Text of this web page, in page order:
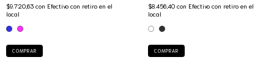
$9.720,63 con Efectivo con retiro en el
local
COMPRAR
$8.456,40 con Efectivo con retiro en el
local
COMPRAR